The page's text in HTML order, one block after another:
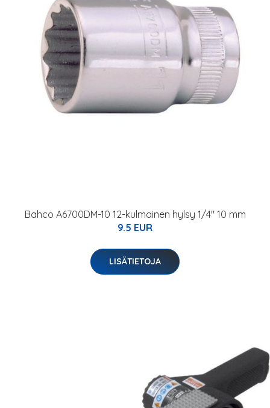
Bahco A6700DM-10 12-kulmainen hylsy 1/4" 10 mm
9.5 EUR
LISÄTIETOJA